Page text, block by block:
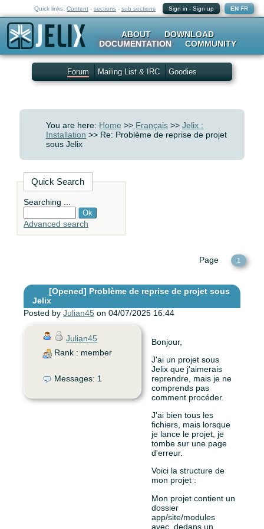
Quick links: Content - sections - sub sections Sign in - Sign up EN FR
ABOUT
DOWNLOAD
DOCUMENTATION
COMMUNITY
Forum Mailing List & IRC Goodies
You are here: Home >> Français >>Jelix :
Installation >> Re: Problème de reprise de projet
sous Jelix
Quick Search
Searching ...
Advanced search
Page 1
[Opened] Problème de reprise de projet sous
Jelix
Posted byJulian45 on 04/07/2025 16:44
Julian45
Rank : member
Messages: 1
Bonjour,
J'ai un projet sous
Jelix que j'aimerais
reprendre, mais je ne
comprends pas
comment procéder.
J'ai bien tous les
fichiers, mais lorsque
je lance le projet, je
tombe sur une page
d'erreur.
Voici la structure de
mon projet :
Mon projet contient un
dossier
app/site/modules
avec, dedans un